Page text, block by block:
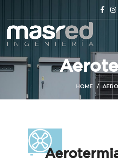
HOME